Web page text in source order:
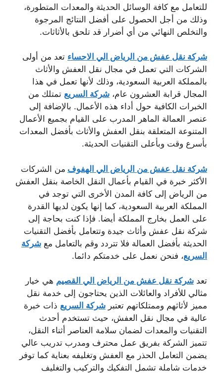
للتعامل مع كافة الوسائل الحديثة والمعدات المتطورة،
وذلك من أجل الحصول على أفضل النتائج المرجوة
والتخلص النهائي من أي أضرار قد تلحق بالأثاثات.
شركة نقل عفش من الرياض الي الاحساء تعد من أولى
الشركات التي تعمل في مجال نقل العفش والأثاث
بالمملكة العربية السعودية، وذلك لأنها تعمل في هذا
المجال قرابة العشرون عام، شركة السريع تمتلك من
الخبرات الكافية حول أداء هذه الأعمال. بالإضافة إلى
عنصر العمالة الماهر المدرب على القيام بجميع الأعمال
المتنوعة المتعلقة بنقل العفش والأثاث بأفضل المعدات
بأسرع وقت وبأعلى التقنيات الحديثة.
شركة نقل عفش من الرياض الي الهفوف من الشركات
الأكثر خبرة في القيام بأعمال النقل الخاصة بنقل العفش
من الرياض إلى كافة المدن الأخرى التي توجد في
المملكة العربية السعودية، كما إنها يكون لديها القدرة
على العمل بخارج المملكة أيضا. فإذا كنت بحاجة إلى
شركة نقل عفش وأثاث جيدة وتتعامل بأفضل التقنيات
الحديثة بأفضل العمالة فلا تتردد وقم بالتعامل مع شركة
السريع، فنحن نعمل على خدمتكم دائما.
تعد شركة نقل عفش من الرياض الي القصيم هي خيار
مثالي للأفراد والعائلات الذين يحتاجون إلى خدمة نقل
مميز لأثاثهم وممتلكاتهم تعتبر شركة السريع ذات خبرة
عالية في مجال نقل العفش، حيث تستخدم أحدث
التقنيات والمعدات لضمان سلامة العناصر أثناء النقل،
تتميز الشركة بفريق عمل محترف ومدرب تدريب عالي
يضمن التعامل الحذر مع العفش وتغليفه بعناية كما توفر
خدمات شاملة تشمل التفكيك والتركيب والتغليف